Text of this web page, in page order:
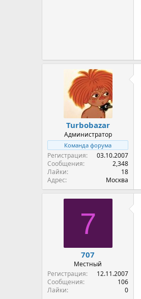
Turbobazar
Администратор
Команда форума
Регистрация
03.10.2007
Сообщения
2,348
Лайки
18
Адрес
Москва
7
707
Местный
Регистрация
12.11.2007
Сообщения
106
Лайки
0